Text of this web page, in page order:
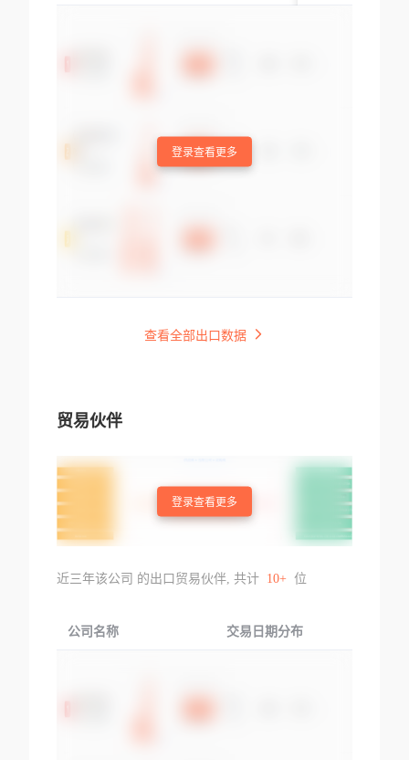
登录查看更多
查看全部出口数据
贸易伙伴
登录查看更多
近三年该公司 的出口贸易伙伴, 共计 10+ 位
公司名称 交易日期分布